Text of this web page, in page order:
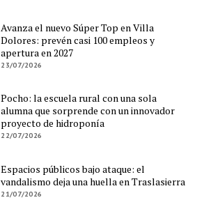
Avanza el nuevo Súper Top en Villa
Dolores: prevén casi 100 empleos y
apertura en 2027
23/07/2026
Pocho: la escuela rural con una sola
alumna que sorprende con un innovador
proyecto de hidroponía
22/07/2026
Espacios públicos bajo ataque: el
vandalismo deja una huella en Traslasierra
21/07/2026